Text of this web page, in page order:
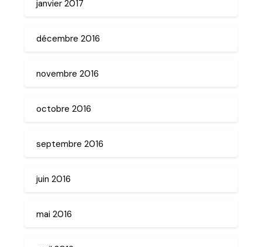
janvier 2017
décembre 2016
novembre 2016
octobre 2016
septembre 2016
juin 2016
mai 2016